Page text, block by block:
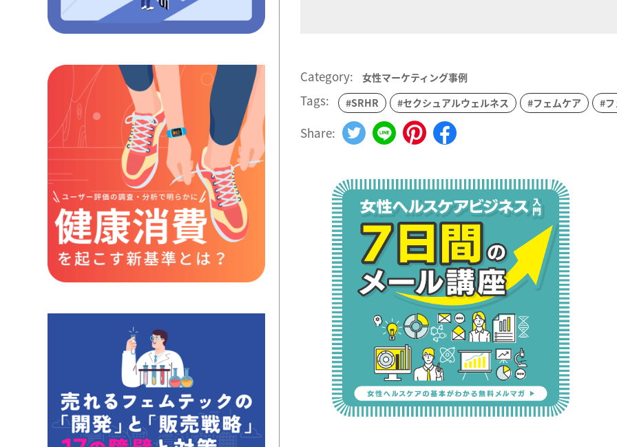
Category: 女性マーケティング事例
Tags: #SRHR #セクシュアルウェルネス #フェムケア #
Share: